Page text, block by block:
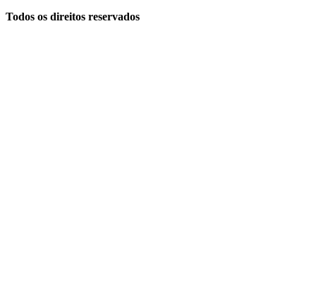
Todos os direitos reservados